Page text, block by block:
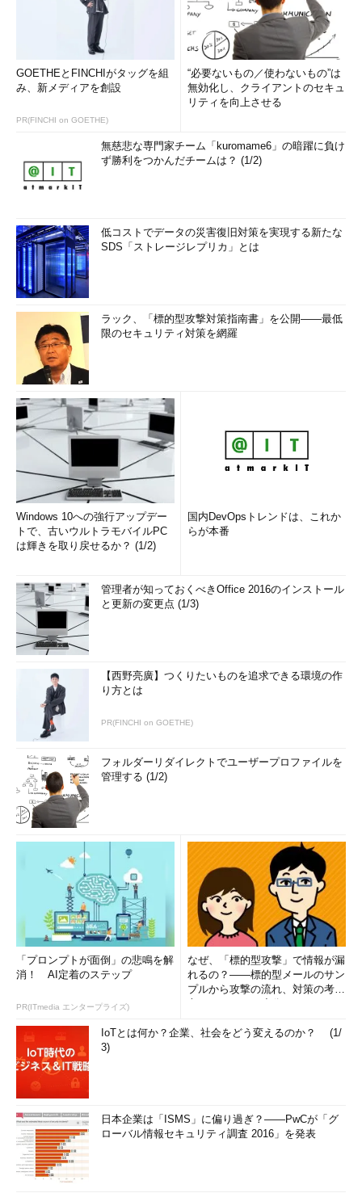
GOETHEとFINCHIがタッグを組
み、新メディアを創設
PR(FINCHI on GOETHE)
“必要ないもの／使わないもの”は
無効化し、クライアントのセキュ
リティを向上させる
無慈悲な専門家チーム「kuromame6」の暗躍に負け
ず勝利をつかんだチームは？ (1/2)
低コストでデータの災害復旧対策を実現する新たな
SDS「ストレージレプリカ」とは
ラック、「標的型攻撃対策指南書」を公開――最低
限のセキュリティ対策を網羅
Windows 10への強行アップデー
トで、古いウルトラモバイルPC
は輝きを取り戻せるか？ (1/2)
国内DevOpsトレンドは、これか
らが本番
管理者が知っておくべきOffice 2016のインストール
と更新の変更点 (1/3)
【西野亮廣】つくりたいものを追求できる環境の作
り方とは
PR(FINCHI on GOETHE)
フォルダーリダイレクトでユーザープロファイルを
管理する (1/2)
「プロンプトが面倒」の悲鳴を解
消！ AI定着のステップ
PR(ITmedia エンタープライズ)
なぜ、「標的型攻撃」で情報が漏
れるの？――標的型メールのサン
プルから攻撃の流れ、対策の考え
IoTとは何か？企業、社会をどう変えるのか？ (1/
3)
日本企業は「ISMS」に偏り過ぎ？――PwCが「グ
ローバル情報セキュリティ調査 2016」を発表